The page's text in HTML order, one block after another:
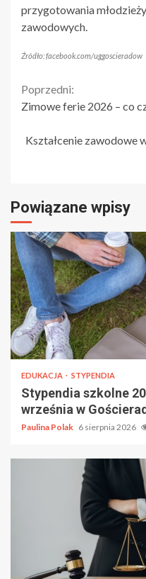
przygotowania
zawodowych.
Źródło: facebook.com/uggoscieradow
Continue
Poprzedni:
Zimowe ferie 2026 – co
Kształcenie zawodowe
Powiązane wpisy
EDUKACJA STYPENDIA
Stypendia szkolne
września w
Paulina Polak 6 sierpnia 2026